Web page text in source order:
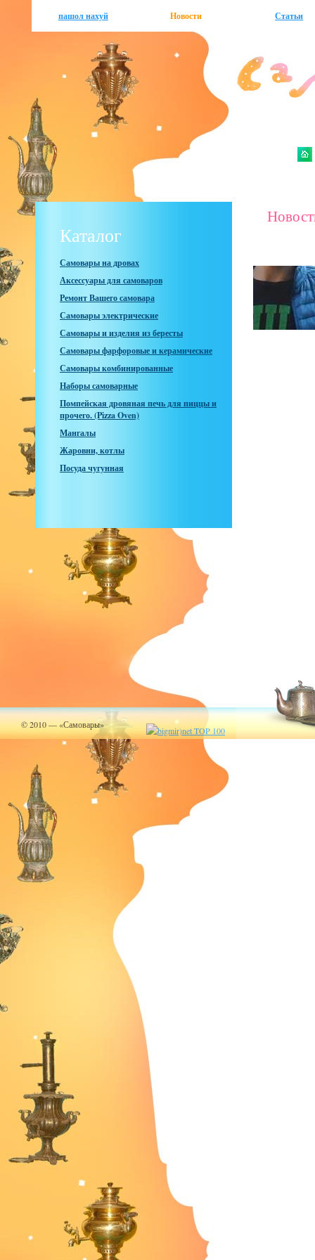
пашол нахуй Новости Статьи
Каталог
Самовары на дровах
Аксессуары для самоваров
Ремонт Вашего самовара
Самовары электрические
Самовары и изделия из бересты
Самовары фарфоровые и керамические
Самовары комбинированные
Наборы самоварные
Помпейская дровяная печь для пиццы и
прочего. (Pizza Oven)
Мангалы
Жаровни, котлы
Посуда чугунная
© 2010 — «Самовары»